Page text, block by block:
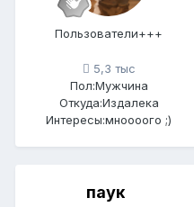
Пользователи+++
5,3 тыс
Пол:Мужчина
Откуда:Издалека
Интересы:мноооого ;)
паук